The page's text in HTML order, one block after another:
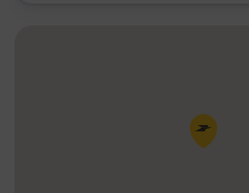
Pin de la carte